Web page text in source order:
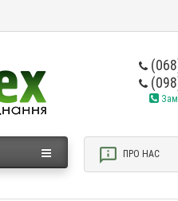
ПРО НАС